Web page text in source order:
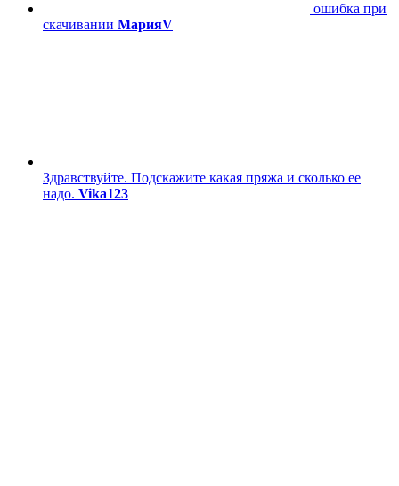
ошибка при
скачивании МарияV
Здравствуйте. Подскажите какая пряжа и сколько ее
надо. Vika123